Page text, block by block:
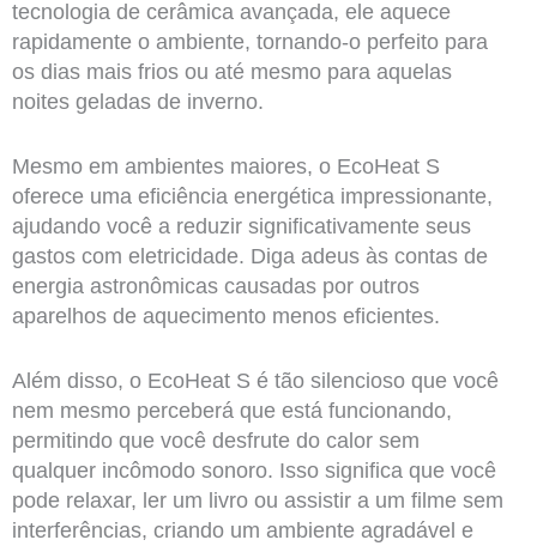
tecnologia de cerâmica avançada, ele aquece
rapidamente o ambiente, tornando-o perfeito para
os dias mais frios ou até mesmo para aquelas
noites geladas de inverno.
Mesmo em ambientes maiores, o EcoHeat S
oferece uma eficiência energética impressionante,
ajudando você a reduzir significativamente seus
gastos com eletricidade. Diga adeus às contas de
energia astronômicas causadas por outros
aparelhos de aquecimento menos eficientes.
Além disso, o EcoHeat S é tão silencioso que você
nem mesmo perceberá que está funcionando,
permitindo que você desfrute do calor sem
qualquer incômodo sonoro. Isso significa que você
pode relaxar, ler um livro ou assistir a um filme sem
interferências, criando um ambiente agradável e